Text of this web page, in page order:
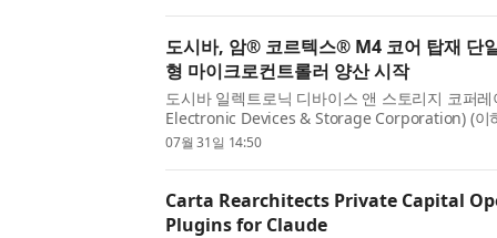
도시바, 암® 코르텍스® M4 코어 탑재 단
형 마이크로컨트롤러 양산 시작
도시바 일렉트로닉 디바이스 앤 스토리지 코퍼
Electronic Devices & Storage Corporation) (이
가전제품, 소비자 기기 및 산업용 장비를 위한 부
07월 31일 14:50
Carta Rearchitects Private Capital
Plugins for Claude